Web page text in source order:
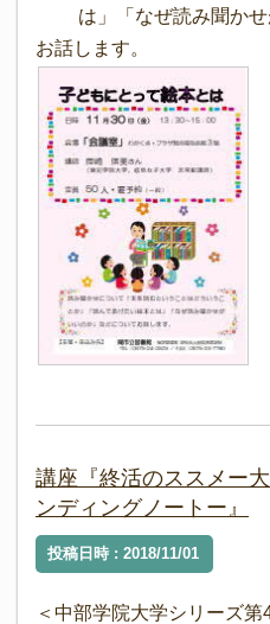
は」「なぜ読み聞かせ
お話します。
講座『終活のススメー
ンディングノートー』
投稿日時 : 2018/11/01
＜中部学院大学シリーズ